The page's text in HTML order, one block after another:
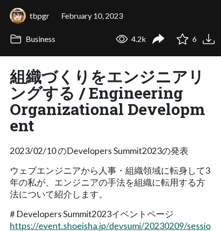
tbpgr February 10, 2023
Business 4.2k 6
組織づくりをエンジニアリ
ングする / Engineering
Organizational Developm
ent
2023/02/10 のDevelopers Summit2023の発表
ウェブエンジニアから人事・組織領域に転身して3
年の私が、エンジニアの手法を組織に転用する方
法について紹介します。
# Developers Summit2023イベントページ
https://event.shoeisha.jp/devsumi/20230209/sessio